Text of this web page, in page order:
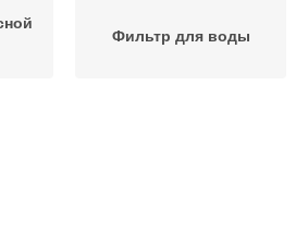
Фильтр для воды